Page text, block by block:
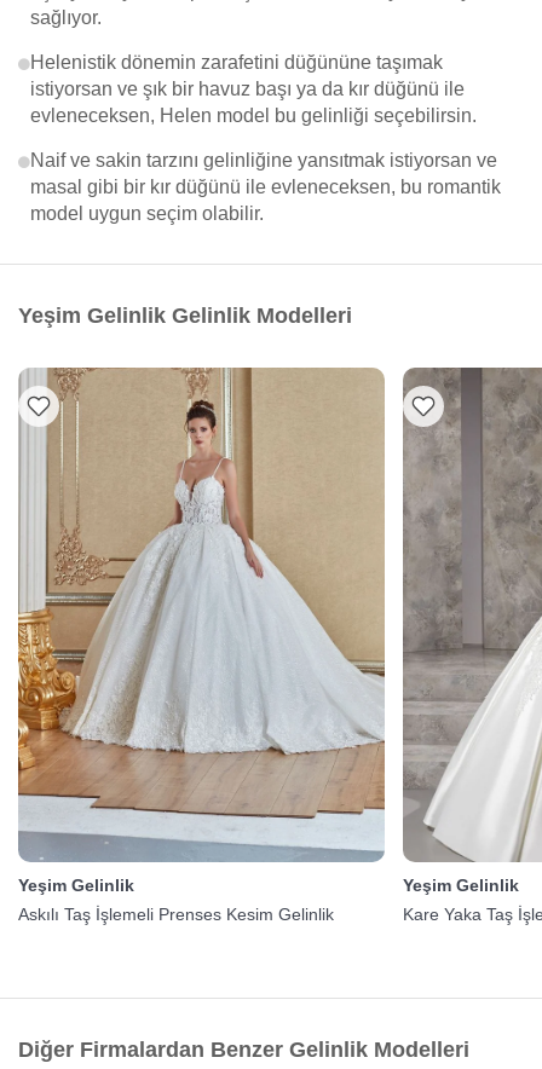
sağlıyor.
Helenistik dönemin zarafetini düğününe taşımak
istiyorsan ve şık bir havuz başı ya da kır düğünü ile
evleneceksen, Helen model bu gelinliği seçebilirsin.
Naif ve sakin tarzını gelinliğine yansıtmak istiyorsan ve
masal gibi bir kır düğünü ile evleneceksen, bu romantik
model uygun seçim olabilir.
Yeşim Gelinlik Gelinlik Modelleri
Yeşim Gelinlik
Askılı Taş İşlemeli Prenses Kesim Gelinlik
Yeşim Gelinlik
Kare Yaka Taş
Diğer Firmalardan Benzer Gelinlik Modelleri